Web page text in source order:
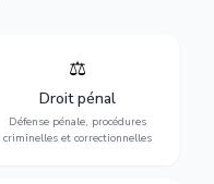
⚖️
Droit pénal
Défense pénale, procédures
criminelles et correctionnelles
Expertise en matière pénale,
vue jusqu'au procès, pour
toute affaire correctionnelle
ou criminelle.